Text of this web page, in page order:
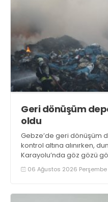
Geri dönüşüm
oldu
Gebze’de geri dönüşüm
kontrol altına alınırken,
Karayolu’nda göz gözü
06 Ağustos 2026 Perşembe